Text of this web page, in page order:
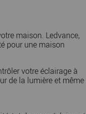
maison. Ledvance,
pour une maison
votre éclairage à
de la lumière et même